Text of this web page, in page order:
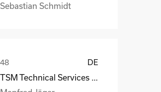
Sebastian Schmidt
DE